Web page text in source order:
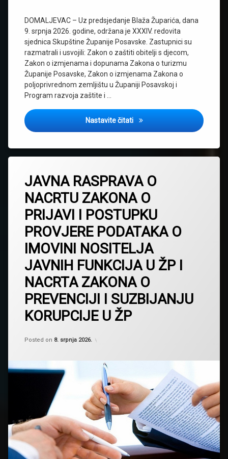
DOMALJEVAC – Uz predsjedanje Blaža Župarića, dana
9. srpnja 2026. godine, održana je XXXIV. redovita
sjednica Skupštine Županije Posavske. Zastupnici su
razmatrali i usvojili: Zakon o zaštiti obitelji s djecom,
Zakon o izmjenama i dopunama Zakona o turizmu
Županije Posavske, Zakon o izmjenama Zakona o
poljoprivrednom zemljištu u Županiji Posavskoj i
Program razvoja zaštite i …
Nastavite čitati PRIOPĆENJE ZA JAVNOST
JAVNA RASPRAVA O
NACRTU ZAKONA O
PRIJAVI I POSTUPKU
PROVJERE PODATAKA O
IMOVINI NOSITELJA
JAVNIH FUNKCIJA U ŽP I
NACRTA ZAKONA O
PREVENCIJI I SUZBIJANJU
KORUPCIJE U ŽP
Posted on 8. srpnja 2026.